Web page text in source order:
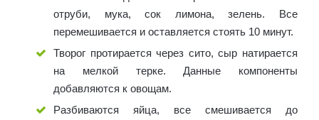
отруби, мука, сок лимона, зелень. Все
перемешивается и оставляется стоять 10 минут.
Творог протирается через сито, сыр натирается
на мелкой терке. Данные компоненты
добавляются к овощам.
Разбиваются яйца, все смешивается до